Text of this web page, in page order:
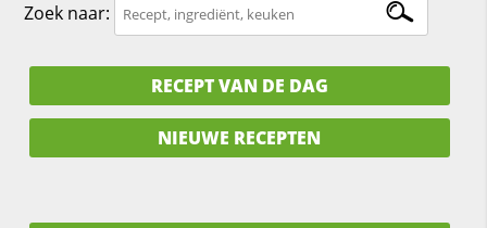
Zoek naar:
RECEPT VAN DE DAG
NIEUWE RECEPTEN